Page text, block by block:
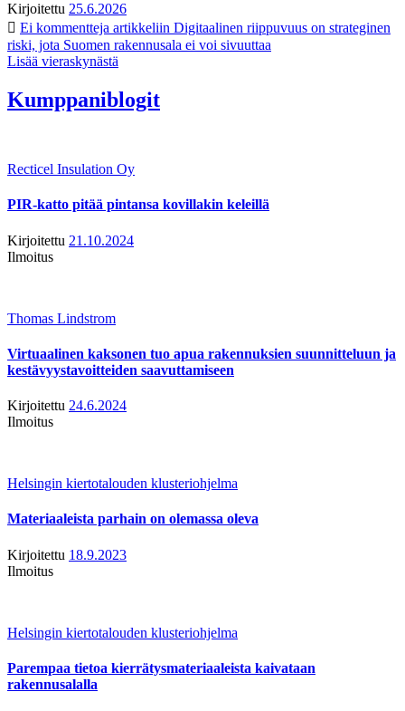
Kirjoitettu 25.6.2026
Ei kommentteja artikkeliin Digitaalinen riippuvuus on strateginen
riski, jota Suomen rakennusala ei voi sivuuttaa
Lisää vieraskynästä
Kumppaniblogit
Recticel Insulation Oy
PIR-katto pitää pintansa kovillakin keleillä
Kirjoitettu 21.10.2024
Ilmoitus
Thomas Lindstrom
Virtuaalinen kaksonen tuo apua rakennuksien suunnitteluun ja
kestävyystavoitteiden saavuttamiseen
Kirjoitettu 24.6.2024
Ilmoitus
Helsingin kiertotalouden klusteriohjelma
Materiaaleista parhain on olemassa oleva
Kirjoitettu 18.9.2023
Ilmoitus
Helsingin kiertotalouden klusteriohjelma
Parempaa tietoa kierrätysmateriaaleista kaivataan
rakennusalalla